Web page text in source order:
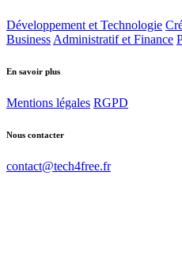
Développement et Technologie
Business Administratif et Finance
En savoir plus
Mentions légales RGPD
Nous contacter
contact@tech4free.fr